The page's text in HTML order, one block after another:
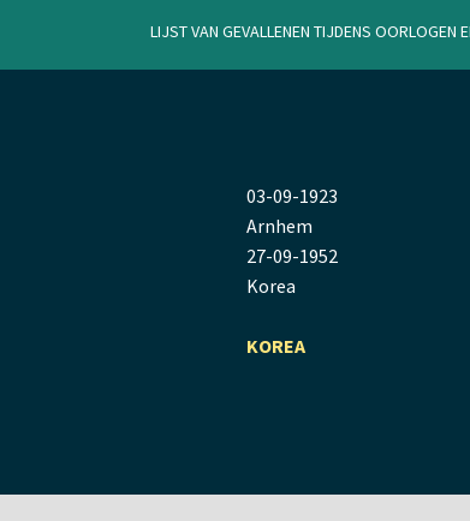
Lijst van gevallenen tijdens oorlogen
03-09-1923
Arnhem
27-09-1952
Korea
KOREA